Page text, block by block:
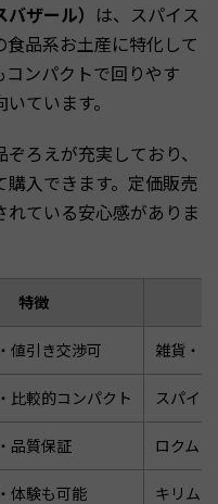
ザール） は、スパイス
品系お土産に特化して
ンパクトで回りやす
ています。
ろえが充実しており、
入できます。定価販売
ている安心感がありま
特徴
値引き交渉可 雑貨・
比較的コンパクト スパイ
品質保証 ロクム
体験も可能 キリム